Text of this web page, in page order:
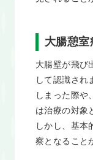
大腸憩室
大腸壁が飛び
して認識され
しまった際や
は治療の対象
しかし、基本
察となること